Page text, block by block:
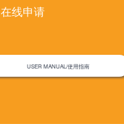
在线申请
USER MANUAL/使用指南